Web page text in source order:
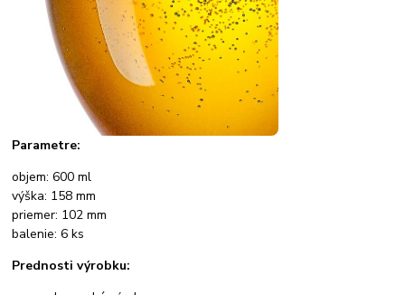
Parametre:
objem: 600 ml
výška: 158 mm
priemer: 102 mm
balenie: 6 ks
Prednosti výrobku: